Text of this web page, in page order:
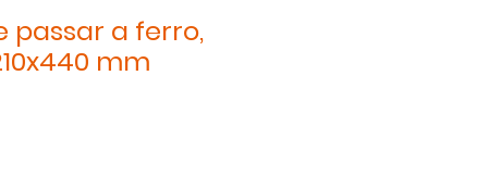
passar a ferro,
mm